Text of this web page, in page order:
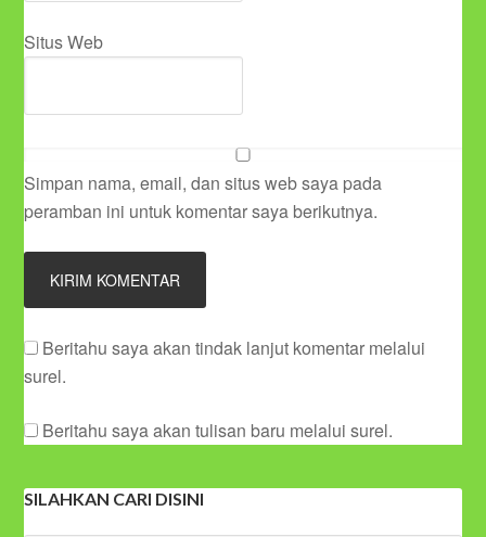
Situs Web
Simpan nama, email, dan situs web saya pada
peramban ini untuk komentar saya berikutnya.
Beritahu saya akan tindak lanjut komentar melalui
surel.
Beritahu saya akan tulisan baru melalui surel.
SILAHKAN CARI DISINI